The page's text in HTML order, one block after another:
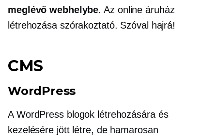
meglévő webhelybe. Az online áruház
létrehozása szórakoztató. Szóval hajrá!
CMS
WordPress
A WordPress blogok létrehozására és
kezelésére jött létre, de hamarosan